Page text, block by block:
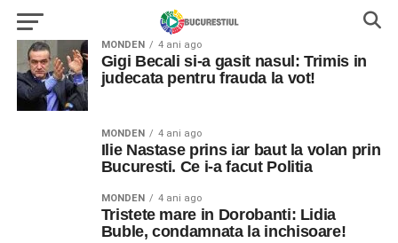
MONDEN 4 ani ago
Gigi Becali si-a gasit nasul: Trimis in
judecata pentru frauda la vot!
MONDEN 4 ani ago
Ilie Nastase prins iar baut la volan prin
Bucuresti. Ce i-a facut Politia
MONDEN 4 ani ago
Tristete mare in Dorobanti: Lidia
Buble, condamnata la inchisoare!